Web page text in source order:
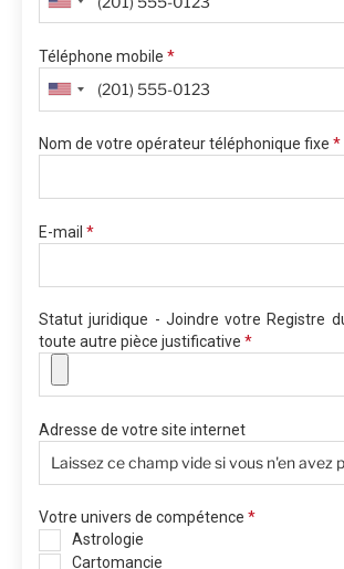
Téléphone mobile *
Nom de votre opérateur téléphonique fixe *
E-mail *
Statut juridique - Joindre votre Registre
toute autre pièce justificative *
Adresse de votre site internet
Votre univers de compétence *
Astrologie
Cartomancie